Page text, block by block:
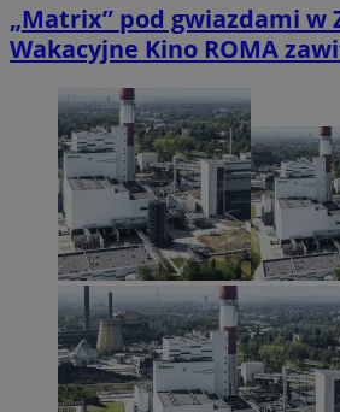
„Matrix” pod gwiazdami w
Wakacyjne Kino ROMA